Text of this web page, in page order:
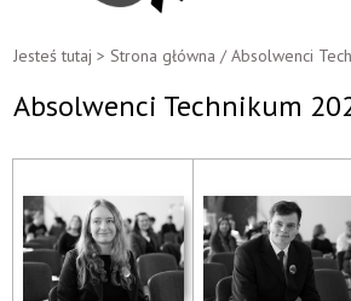
Jesteś tutaj >Strona główna /Absolwenci
Absolwenci Technikum